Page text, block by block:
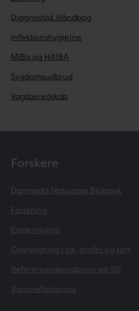
Diagnostisk Håndbog
Infektionshygiejne
MiBa og HAIBA
Sygdomsudbrud
Vagtberedskab
Forskere
Danmarks Nationale Biobank
Forskning
Epidemiologi
Overvågning i tal, grafer og kort
Referencelaboratorier på SSI
Vaccineforskning